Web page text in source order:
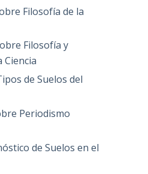
Filosofía de la
Filosofía y
Ciencia
de Suelos del
Periodismo
de Suelos en el